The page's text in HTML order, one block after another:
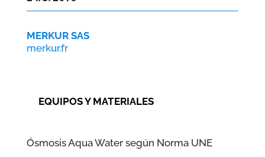
MERKUR SAS
merkur.fr
EQUIPOS Y MATERIALES
Ósmosis Aqua Water según Norma UNE